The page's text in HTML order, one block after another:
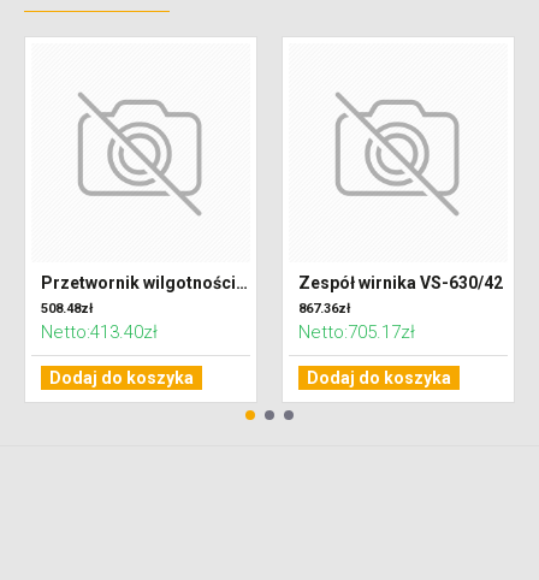
Przetwornik wilgotności względnej w kanale
508.48zł
Netto:413.40zł
Dodaj do koszyka
Zespół wirnika VS-630/42
867.36zł
Netto:705.17zł
Dodaj do koszyka